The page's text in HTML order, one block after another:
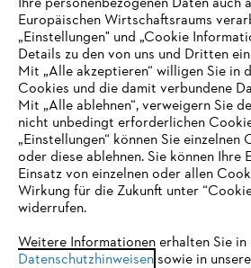
Unternehmen
Online Shop
Service
IHR BROWSER WIRD
UNTERSTÜTZT
eine optimale Nutzung unserer Seite
einem der folgenden Browser zu
Europäischen Wirtschaftsraums
„Einstellungen" und „Cookie
Details zu den von uns und Dritten
Mit „Alle akzeptieren“ willigen Sie in
Cookies und die damit verbundene
Mit „Alle ablehnen“, verweigern Sie
nicht unbedingt erforderlichen
„Einstellungen“ können Sie einzelnen
oder diese ablehnen. Sie können Ihre
Einsatz von einzelnen oder allen
Wirkung für die Zukunft unter
widerrufen.
Weitere Informationen erhalten Sie in
Datenschutzhinweisensowie in